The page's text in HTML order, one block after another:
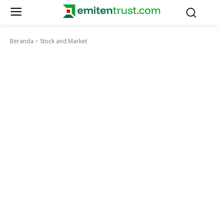
Beranda Stock and Market